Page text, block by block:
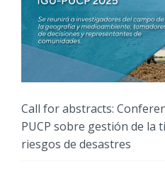
Call for abstracts:
PUCP sobre gestión de la
riesgos de desastres